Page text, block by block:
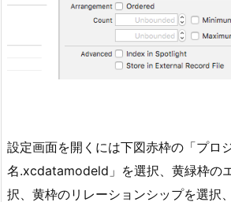
設定画面を開くには下図赤枠の「プロ
名.xcdatamodeld」を選択、黄緑枠の
択、黄枠のリレーションシップを選択